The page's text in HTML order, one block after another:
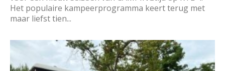
Het populaire kampeerprogramma keert terug met
maar liefst tien...